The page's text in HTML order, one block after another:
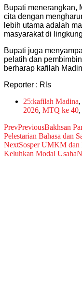
Bupati menerangkan,
cita dengan
lebih utama adalah
masyarakat di
Bupati juga
pelatih dan
berharap kafilah
Reporter : Rls
25:kafilah Madina,
2026, MTQ ke 40,
PrevPreviousBakhsan
Pelestarian Bahasa dan
NextSosper UMKM dan
Keluhkan Modal Usaha